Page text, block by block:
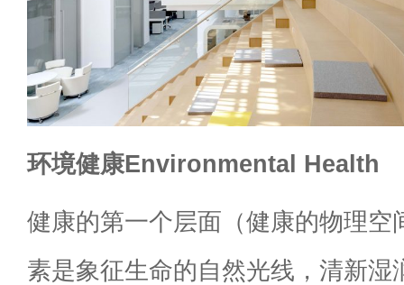
环境健康Environmental Health
健康的第一个层面（健康的物理空
素是象征生命的自然光线，清新湿